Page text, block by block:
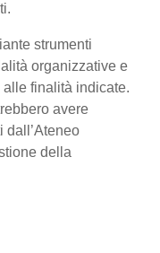
strumenti
organizzative e
finalità indicate.
avere
dall’Ateneo
della